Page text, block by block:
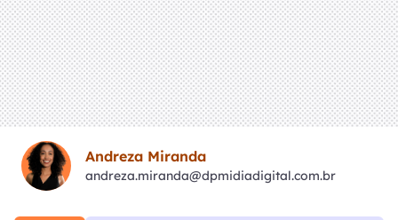
Andreza Miranda
andreza.miranda@dpmidiadigital.com.br